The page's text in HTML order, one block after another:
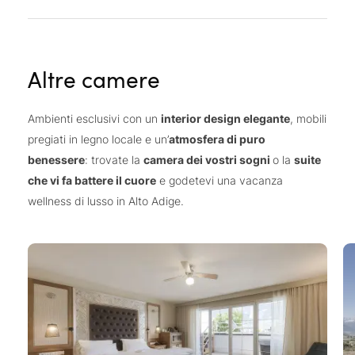
Altre camere
Ambienti esclusivi con un interior design elegante, mobili
pregiati in legno locale e un’atmosfera di puro
benessere: trovate la camera dei vostri sogni o la suite
che vi fa battere il cuore e godetevi una vacanza
wellness di lusso in Alto Adige.